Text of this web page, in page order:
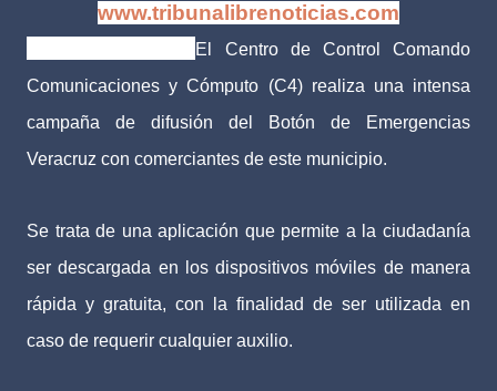
www.tribunalibrenoticias.com
El Centro de Control Comando
Comunicaciones y Cómputo (C4) realiza una intensa
campaña de difusión del Botón de Emergencias
Veracruz con comerciantes de este municipio.
Se trata de una aplicación que permite a la ciudadanía
ser descargada en los dispositivos móviles de manera
rápida y gratuita, con la finalidad de ser utilizada en
caso de requerir cualquier auxilio.